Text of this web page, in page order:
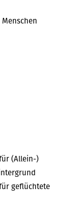
(Allein-)
geflüchtete